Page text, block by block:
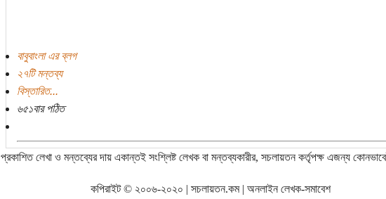
বাবুবাংলা এর ব্লগ
২৭টি মন্তব্য
বিস্তারিত...
৬৫১বার পঠিত
প্রকাশিত লেখা ও মন্তব্যের দায় একান্তই সংশ্লিষ্ট লেখক বা মন্তব্যকারীর, সচলায়তন কর্তৃপক্ষ এজন্য
কপিরাইট © ২০০৬-২০২০ | সচলায়তন.কম | অনলাইন লেখক-সমাবেশ